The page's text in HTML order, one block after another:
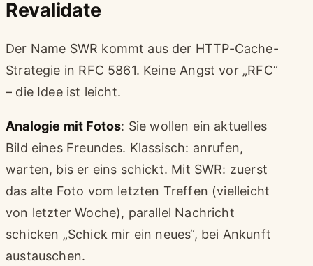
Revalidate
Der Name SWR kommt aus der HTTP-Cache-
Strategie in RFC 5861. Keine Angst vor „RFC“
– die Idee ist leicht.
Analogie mit Fotos: Sie wollen ein aktuelles
Bild eines Freundes. Klassisch: anrufen,
warten, bis er eins schickt. Mit SWR: zuerst
das alte Foto vom letzten Treffen (vielleicht
von letzter Woche), parallel Nachricht
schicken „Schick mir ein neues“, bei Ankunft
austauschen.